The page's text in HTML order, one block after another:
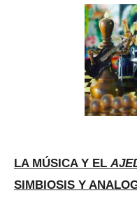
LA MÚSICA Y EL
SIMBIOSIS Y